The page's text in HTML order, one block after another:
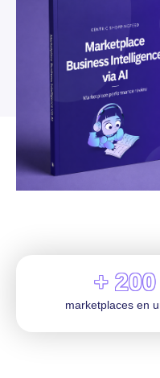
+ 200
marketplaces en